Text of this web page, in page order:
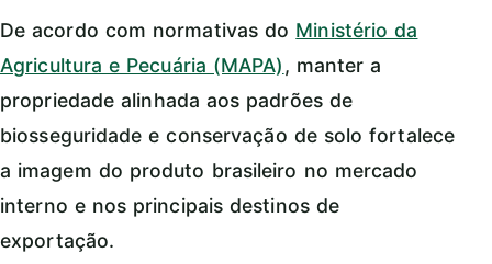
De acordo com normativas do Ministério da
Agricultura e Pecuária (MAPA), manter a
propriedade alinhada aos padrões de
biosseguridade e conservação de solo fortalece
a imagem do produto brasileiro no mercado
interno e nos principais destinos de
exportação.